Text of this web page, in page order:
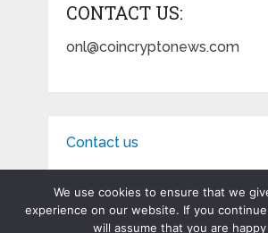
CONTACT US:
onl@coincryptonews.com
Contact us
We use cookies to ensure that we
experience on our website. If you
will assume that you are